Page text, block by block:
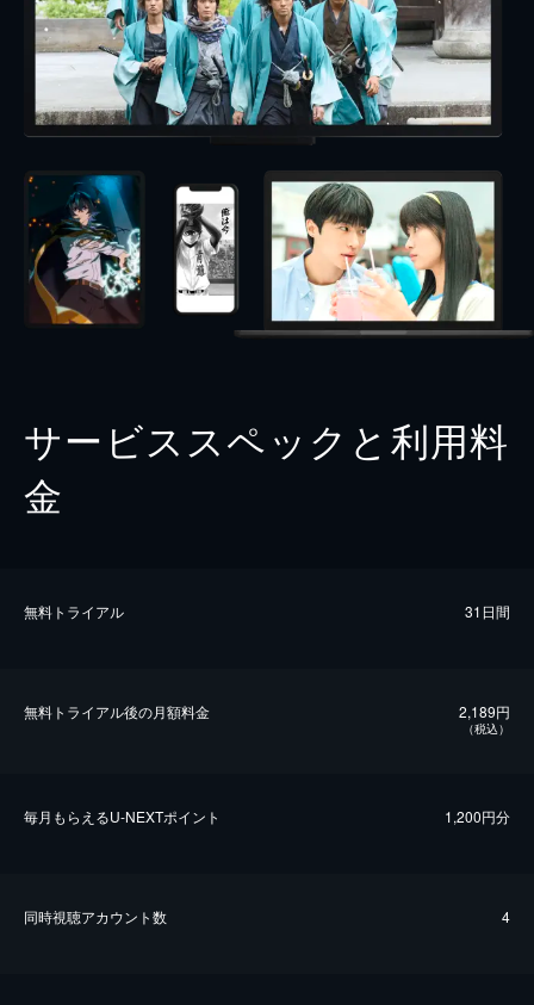
サービススペックと利用料
金
無料トライアル 31日間
無料トライアル後の⽉額料金 2,189円
（税込）
毎⽉もらえるU-NEXTポイント 1,200円分
同時視聴アカウント数 4